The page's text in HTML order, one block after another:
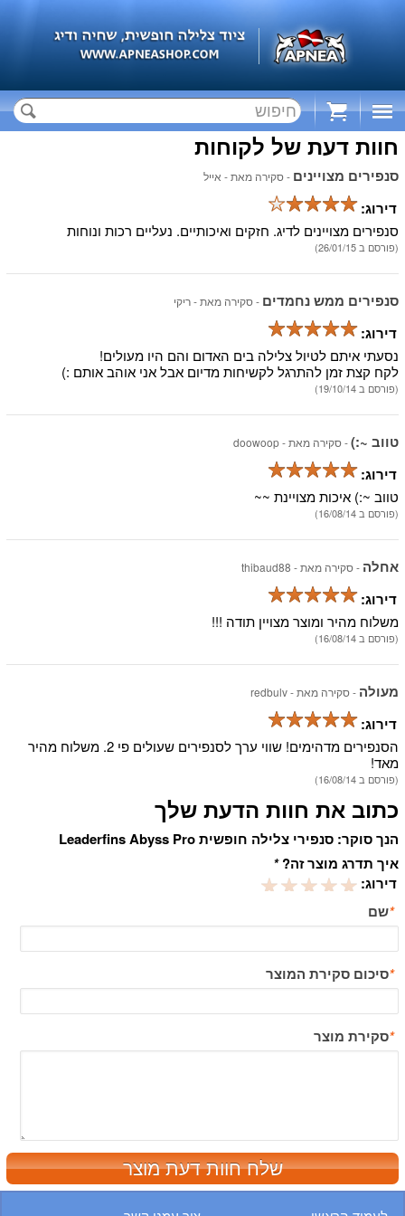
חוות דעת של לקוחות
סנפירים מצויינים - סקירה מאת - אייל
דירוג:
סנפירים מצויינים לדיג. חזקים ואיכותיים. נעליים רכות ונוחות
(פורסם ב 26/01/15)
סנפירים ממש נחמדים - סקירה מאת -ריקי
דירוג:
נסעתי איתם לטיול צלילה בים האדום והם היו מעולים!
לקח קצת זמן להתרגל לקשיחות מדיום אבל אני אוהב אותם :)
(פורסם ב 19/10/14)
טווב ~:)- סקירה מאת -doowoop
דירוג:
טווב ~:) איכות מצויינת ~~
(פורסם ב 16/08/14)
אחלה - סקירה מאת - thibaud88
דירוג:
משלוח מהיר ומוצר מצויין תודה !!!
(פורסם ב 16/08/14)
מעולה - סקירה מאת -redbulv
דירוג:
הסנפירים מדהימים! שווי ערך לסנפירים שעולים פי 2. משלוח מהיר
מאד!
(פורסם ב 16/08/14)
כתוב את חוות הדעת שלך
הנך סוקר: סנפירי צלילה חופשית Leaderfins Abyss Pro
איך תדרג מוצר זה?*
דירוג:
*שם
*סיכום סקירת המוצר
*סקירת מוצר
שלח חוות דעת מוצר